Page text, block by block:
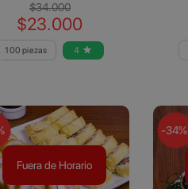
$34.000
$23.000
100 piezas 4
Fuera de Horario
-34%